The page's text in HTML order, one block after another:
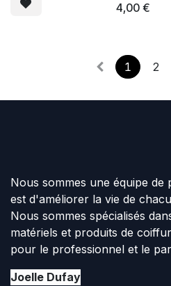
4,00€
1 2
Nous sommes une équipe de
est d'améliorer la vie de
Nous sommes spécialisés
matériels et produits de
pour le professionnel et le
Joelle Dufay